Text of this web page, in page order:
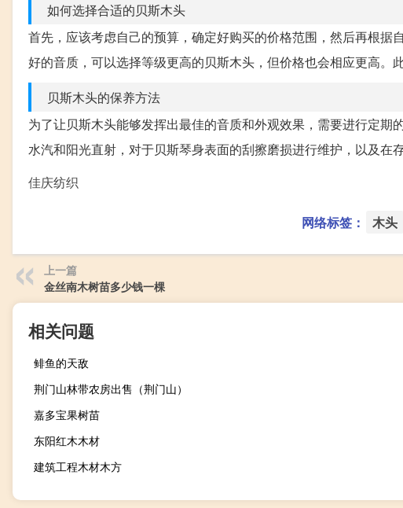
如何选择合适的贝斯木头
首先，应该考虑自己的预算，确定好购买的价格范围，然后再根
好的音质，可以选择等级更高的贝斯木头，但价格也会相应更高。
贝斯木头的保养方法
为了让贝斯木头能够发挥出最佳的音质和外观效果，需要进行定
水汽和阳光直射，对于贝斯琴身表面的刮擦磨损进行维护，以及在
佳庆纺织
网络标签： 木头
上一篇
金丝南木树苗多少钱一棵
相关问题
鲱鱼的天敌
荆门山林带农房出售（荆门山）
嘉多宝果树苗
东阳红木木材
建筑工程木材木方